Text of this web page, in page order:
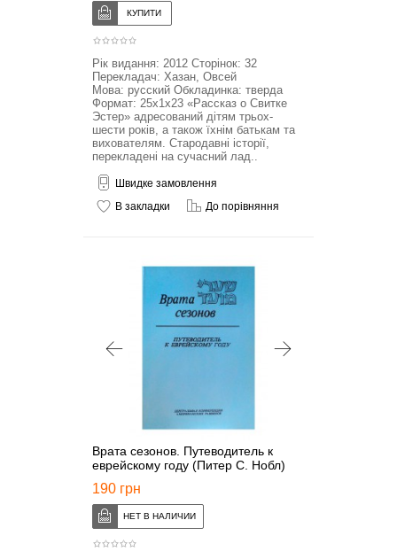
Рік видання: 2012 Сторінок: 32
Перекладач: Хазан, Овсей
Мова: русский Обкладинка: тверда
Формат: 25x1x23 «Рассказ о Свитке
Эстер» адресований дітям трьох-
шести років, а також їхнім батькам та
вихователям. Стародавні історії,
перекладені на сучасний лад..
Швидке замовлення
В закладки
До порівняння
Врата сезонов. Путеводитель к
еврейскому году (Питер С. Нобл)
190 грн